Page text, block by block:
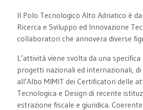
Il Polo Tecnologico Alto Adriatico è
Ricerca e Sviluppo ed Innovazione
collaboratori che annovera diverse
L’attività viene svolta da una
progetti nazionali ed internazionali,
all’Albo MIMIT dei Certificatori delle
Tecnologica e Design di recente
estrazione fiscale e giuridica.